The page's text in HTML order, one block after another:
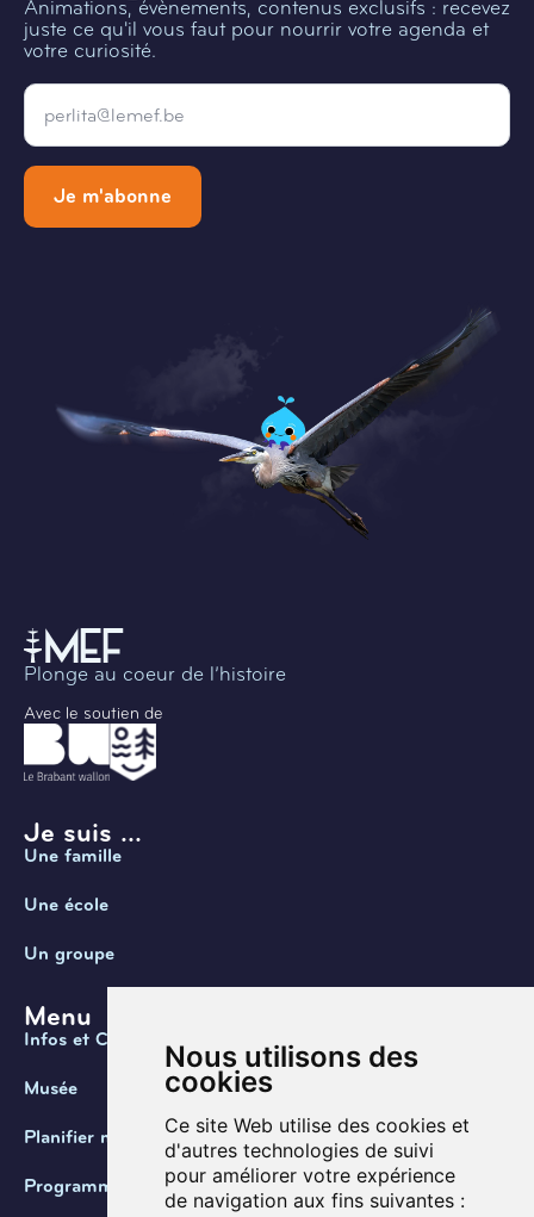
Nous utilisons des
cookies
Ce site Web utilise des cookies et
d'autres technologies de suivi
pour améliorer votre expérience
de navigation aux fins suivantes :
Animations, évènements, contenus exclusifs : recevez
juste ce qu'il vous faut pour nourrir votre agenda et
votre curiosité.
Email
Je m'abonne
Plonge au coeur de l’histoire
Avec le soutien de
Je suis ...
Une famille
Une école
Un groupe
Menu
Infos et Contact
Musée
Planifier ma visite
Programmation